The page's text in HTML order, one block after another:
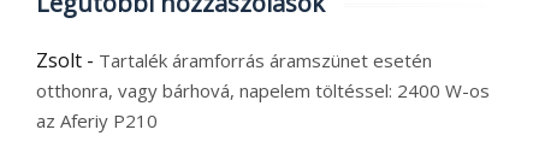
Zsolt - Tartalék áramforrás áramszünet esetén
otthonra, vagy bárhová, napelem töltéssel: 2400 W-os
az Aferiy P210